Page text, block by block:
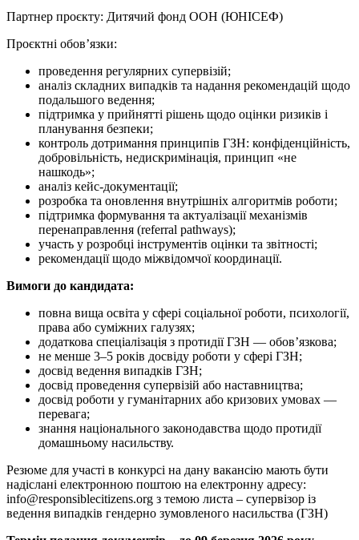
Партнер проєкту: Дитячий фонд ООН (ЮНІСЕФ)
Проєктні обов’язки:
проведення регулярних супервізій;
аналіз складних випадків та надання рекомендацій щодо
подальшого ведення;
підтримка у прийнятті рішень щодо оцінки ризиків і
планування безпеки;
контроль дотримання принципів ГЗН: конфіденційність,
добровільність, недискримінація, принцип «не
нашкодь»;
аналіз кейс-документації;
розробка та оновлення внутрішніх алгоритмів роботи;
підтримка формування та актуалізації механізмів
перенаправлення (referral pathways);
участь у розробці інструментів оцінки та звітності;
рекомендації щодо міжвідомчої координації.
Вимоги до кандидата:
повна вища освіта у сфері соціальної роботи, психології,
права або суміжних галузях;
додаткова спеціалізація з протидії ГЗН — обов’язкова;
не менше 3–5 років досвіду роботи у сфері ГЗН;
досвід ведення випадків ГЗН;
досвід проведення супервізій або наставництва;
досвід роботи у гуманітарних або кризових умовах —
перевага;
знання національного законодавства щодо протидії
домашньому насильству.
Резюме для участі в конкурсі на дану вакансію мають бути
надіслані електронною поштою на електронну адресу:
info@responsiblecitizens.org з темою листа – супервізор із
ведення випадків гендерно зумовленого насильства (ГЗН)